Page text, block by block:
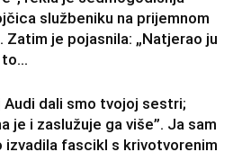
službeniku na prijemnom
Zatim je pojasnila: „Natjerao ju
Audi dali smo tvojoj sestri;
je i zaslužuje ga više”. Ja sam
izvadila fascikl s krivotvorenim